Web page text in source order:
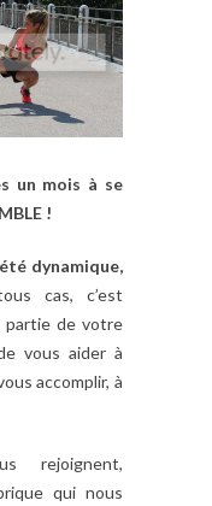
un mois à se
!
dynamique,
cas, c’est
partie de votre
vous aider à
accomplir, à
rejoignent,
qui nous